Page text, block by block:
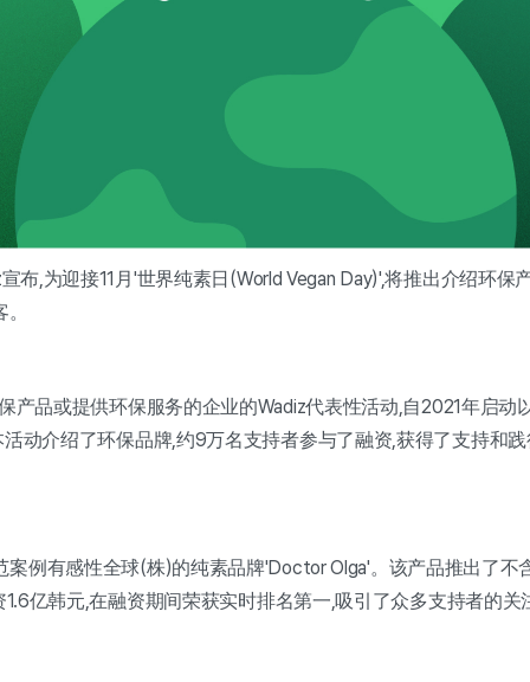
布,为迎接11月'世界纯素日(World Vegan Day)',将推出介绍环保
产品或提供环保服务的企业的Wadiz代表性活动,自2021年启动
动介绍了环保品牌,约9万名支持者参与了融资,获得了支持和
案例有感性全球(株)的纯素品牌'Doctor Olga'。该产品推出了不
亿韩元,在融资期间荣获实时排名第一,吸引了众多支持者的关